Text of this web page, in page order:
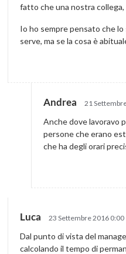
fatto che una nostra collega,
Io ho sempre pensato che
serve, ma se la cosa è
Andrea 21
Anche dove lavoravo
persone che erano
che ha degli orari
Luca 23 Settembre 2016 0:00
Dal punto di vista del
calcolando il tempo di